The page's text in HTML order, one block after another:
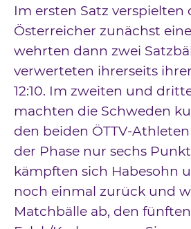
Im ersten Satz verspielten
Österreicher zunächst
wehrten dann zwei
verwerteten ihrerseits
12:10. Im zweiten und
machten die Schweden
den beiden ÖTTV-
der Phase nur sechs
kämpften sich Habesohn
noch einmal zurück und
Matchbälle ab, den